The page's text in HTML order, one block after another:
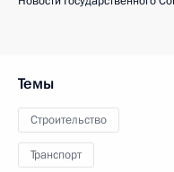
Темы
Строительство
Транспорт